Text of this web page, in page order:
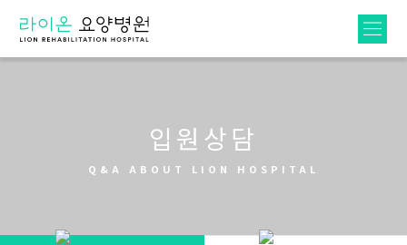
입원상담
Q&A ABOUT LION HOSPITAL